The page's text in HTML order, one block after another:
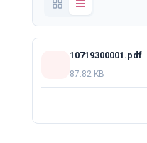
10719300001.pdf
87.82 KB